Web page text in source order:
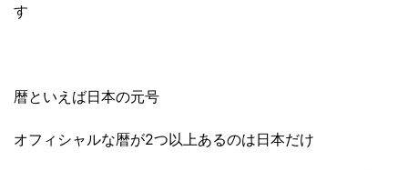
す
暦といえば日本の元号
オフィシャルな暦が2つ以上あるのは日本だけ